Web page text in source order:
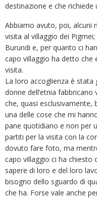
destinazione e che richiede
Abbiamo avuto, poi,
visita al villaggio dei
Burundi e, per quanto ci
capo villaggio ha detto che
visita.
La loro accoglienza è
donne dell’etnia
che, quasi esclusivamente,
una delle cose che mi
pane quotidiano e non per
partiti per la visita con la
dovuto fare foto, ma
capo villaggio ci ha chiesto
sapere di loro e del loro
bisogno dello sguardo di
che ha. Forse vale anche